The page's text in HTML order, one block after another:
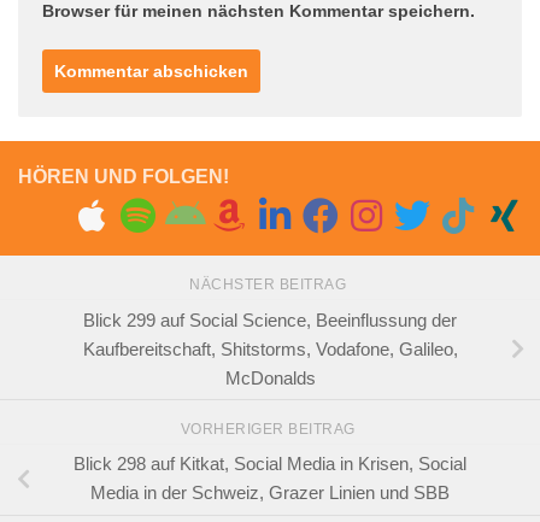
Browser für meinen nächsten Kommentar speichern.
HÖREN UND FOLGEN!
NÄCHSTER BEITRAG
Blick 299 auf Social Science, Beeinflussung der
Kaufbereitschaft, Shitstorms, Vodafone, Galileo,
McDonalds
VORHERIGER BEITRAG
Blick 298 auf Kitkat, Social Media in Krisen, Social
Media in der Schweiz, Grazer Linien und SBB